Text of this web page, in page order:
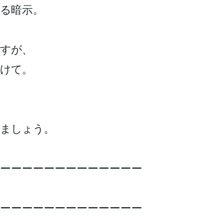
暗示。
が、
て。
しょう。
ーーーーーーーーーーーー
ーーーーーーーーーーーー